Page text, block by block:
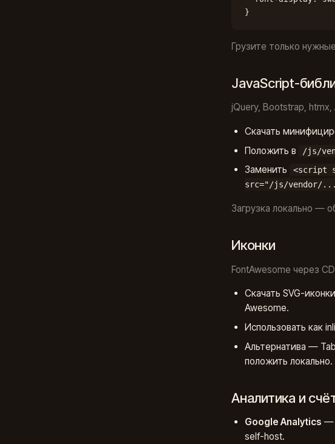
}
Грузите только
JavaScript-
jQuery, Bootstrap,
Скачать
Положить в
/js/
Заменить
<script
src="/js/vendor/
Загрузка локально —
Иконки
FontAwesome через
Скачать SVG-
Awesome.
Использовать как
Альтернатива —
положить локально.
Аналитика и
Google Analytics —
self-host.